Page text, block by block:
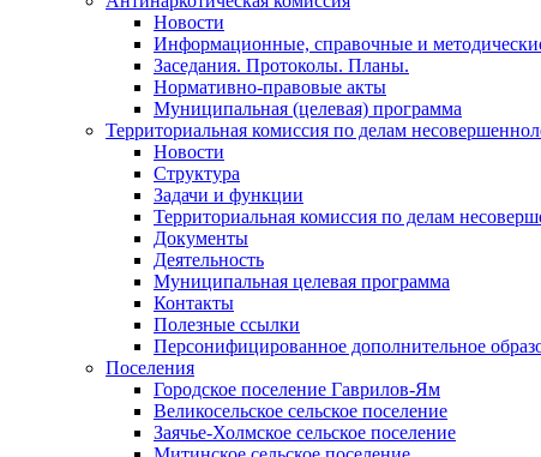
Новости
Информационные, справочные и
Заседания. Протоколы. Планы.
Нормативно-правовые акты
Муниципальная (целевая) программа
Территориальная комиссия по делам
Новости
Структура
Задачи и функции
Территориальная комиссия по делам
Документы
Деятельность
Муниципальная целевая программа
Контакты
Полезные ссылки
Персонифицированное дополнительное
Поселения
Городское поселение Гаврилов-Ям
Великосельское сельское поселение
Заячье-Холмское сельское поселение